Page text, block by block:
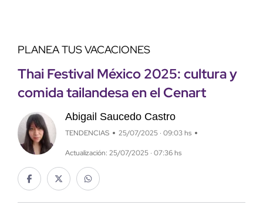
PLANEA TUS VACACIONES
Thai Festival México 2025: cultura y
comida tailandesa en el Cenart
Abigail Saucedo Castro
TENDENCIAS 25/07/2025 · 09:03 hs
Actualización: 25/07/2025 · 07:36 hs